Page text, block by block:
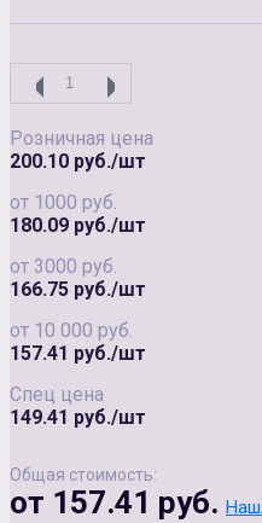
Розничная цена
200.10 руб./шт
от 1000 руб.
180.09 руб./шт
от 3000 руб.
166.75 руб./шт
от 10 000 руб.
157.41 руб./шт
Спец цена
149.41 руб./шт
Общая стоимость:
от 157.41 руб.